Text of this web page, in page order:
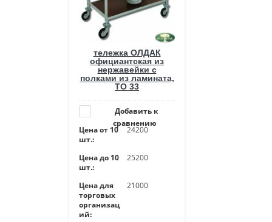
тележка ОЛДАК
официантская из
нержавейки с
полками из ламината,
ТО 33
Добавить к
сравнению
Цена от 10
шт.:
24200
Цена до 10
шт.:
25200
Цена для
торговых
организац
ий:
21000